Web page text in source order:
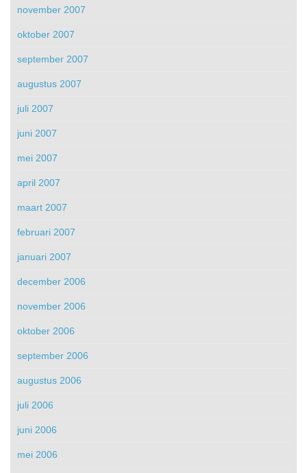
november 2007
oktober 2007
september 2007
augustus 2007
juli 2007
juni 2007
mei 2007
april 2007
maart 2007
februari 2007
januari 2007
december 2006
november 2006
oktober 2006
september 2006
augustus 2006
juli 2006
juni 2006
mei 2006